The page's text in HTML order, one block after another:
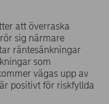
att överraska
sig närmare
räntesänkningar
som
vägas upp av
positivt för riskfyllda